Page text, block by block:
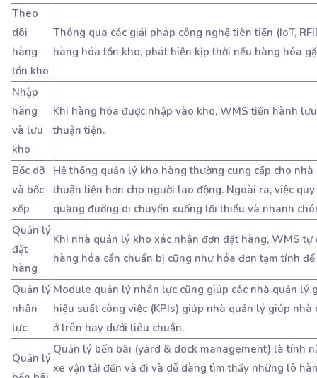
Theo
dõi
hàng
tồn kho
Thông qua các giải pháp công nghệ tiên tiến (IoT,
hàng hóa tồn kho, phát hiện kịp thời nếu hàng hóa
Nhập
hàng
và lưu
kho
Khi hàng hóa được nhập vào kho, WMS tiến hành
thuận tiện.
Bốc dỡ
và bốc
xếp
Hệ thống quản lý kho hàng thường cung cấp cho
thuận tiện hơn cho người lao động. Ngoài ra, việc
quãng đường di chuyển xuống tối thiểu và nhanh
Quản lý
đặt
hàng
Khi nhà quản lý kho xác nhận đơn đặt hàng, WMS
hàng hóa cần chuẩn bị cũng như hóa đơn tạm tính
Quản lý
nhân
lực
Module quản lý nhân lực cũng giúp các nhà quản lý
hiệu suất công việc (KPIs) giúp nhà quản lý giúp
ở trên hay dưới tiêu chuẩn.
Quản lý
Quản lý bến bãi (yard & dock management) là tính
xe vận tải đến và đi và dễ dàng tìm thấy những lô